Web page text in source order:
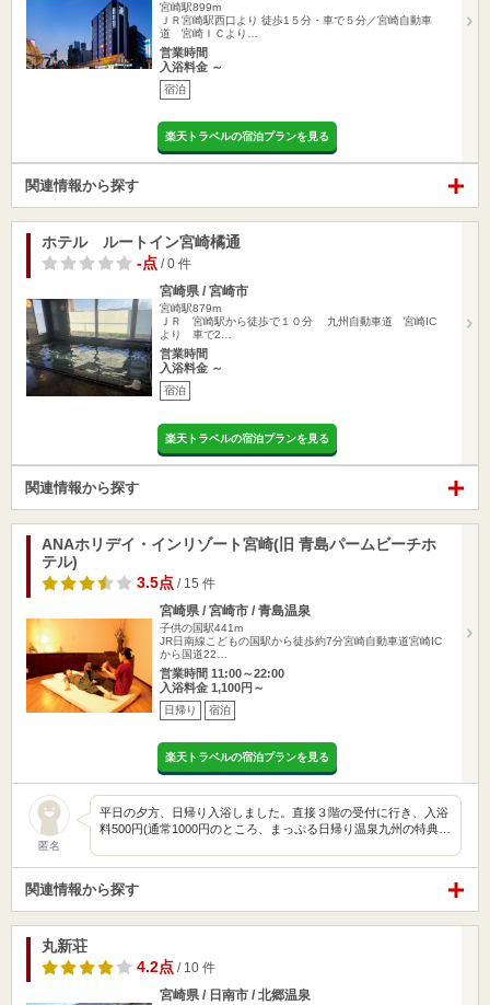
宮崎駅899m
ＪＲ宮崎駅西口より 徒歩1５分・車で５分／宮崎自動車
道 宮崎ＩＣより…
営業時間
入浴料金 ～
宿泊
楽天トラベルの宿泊プランを見る
関連情報から探す
ホテル ルートイン宮崎橘通
-点 / 0 件
宮崎県 / 宮崎市
宮崎駅879m
ＪＲ 宮崎駅から徒歩で１０分 九州自動車道 宮崎IC
より 車で2…
営業時間
入浴料金 ～
宿泊
楽天トラベルの宿泊プランを見る
関連情報から探す
ANAホリデイ・インリゾート宮崎(旧 青島パームビーチホ
テル)
3.5点 / 15 件
宮崎県 / 宮崎市 / 青島温泉
子供の国駅441m
JR日南線こどもの国駅から徒歩約7分宮崎自動車道宮崎IC
から国道22…
営業時間 11:00～22:00
入浴料金 1,100円～
日帰り 宿泊
楽天トラベルの宿泊プランを見る
匿名
平日の夕方、日帰り入浴しました。直接３階の受付に行き、入浴
料500円(通常1000円のところ、まっぷる日帰り温泉九州の特典…
関連情報から探す
丸新荘
4.2点 / 10 件
宮崎県 / 日南市 / 北郷温泉